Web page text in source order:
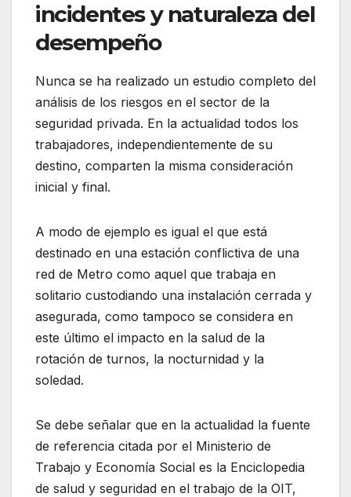
incidentes y naturaleza del
desempeño
Nunca se ha realizado un estudio completo del
análisis de los riesgos en el sector de la
seguridad privada. En la actualidad todos los
trabajadores, independientemente de su
destino, comparten la misma consideración
inicial y final.
A modo de ejemplo es igual el que está
destinado en una estación conflictiva de una
red de Metro como aquel que trabaja en
solitario custodiando una instalación cerrada y
asegurada, como tampoco se considera en
este último el impacto en la salud de la
rotación de turnos, la nocturnidad y la
soledad.
Se debe señalar que en la actualidad la fuente
de referencia citada por el Ministerio de
Trabajo y Economía Social es la Enciclopedia
de salud y seguridad en el trabajo de la OIT,